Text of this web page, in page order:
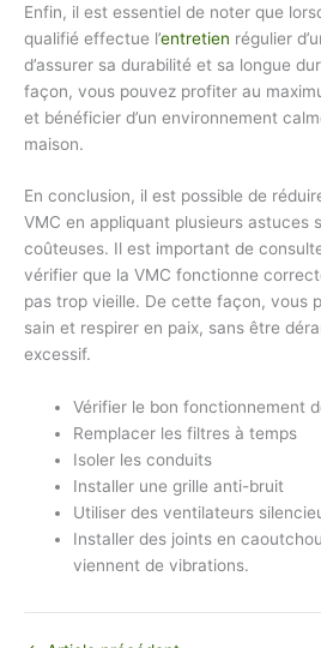
Enfin, il est essentiel de noter que
qualifié effectue l’entretien régulier
d’assurer sa durabilité et sa longue
façon, vous pouvez profiter au
et bénéficier d’un environnement
maison.
En conclusion, il est possible de
VMC en appliquant plusieurs astuces
coûteuses. Il est important de
vérifier que la VMC fonctionne
pas trop vieille. De cette façon, vous
sain et respirer en paix, sans être
excessif.
Vérifier le bon fonctionnement
Remplacer les filtres à temps
Isoler les conduits
Installer une grille anti-bruit
Utiliser des ventilateurs
Installer des joints en
viennent de vibrations.